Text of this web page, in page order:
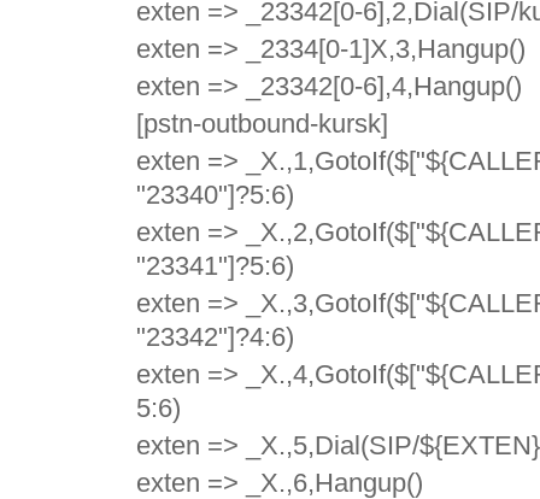
exten => _23342[0-6],2,Dial(SIP/
exten => _2334[0-1]X,3,Hangup()
exten => _23342[0-6],4,Hangup()
[pstn-outbound-kursk]
exten =>
"23340"]?5:6)
exten =>
"23341"]?5:6)
exten =>
"23342"]?4:6)
exten =>
5:6)
exten => _X.,5,Dial(SIP/
exten => _X.,6,Hangup()